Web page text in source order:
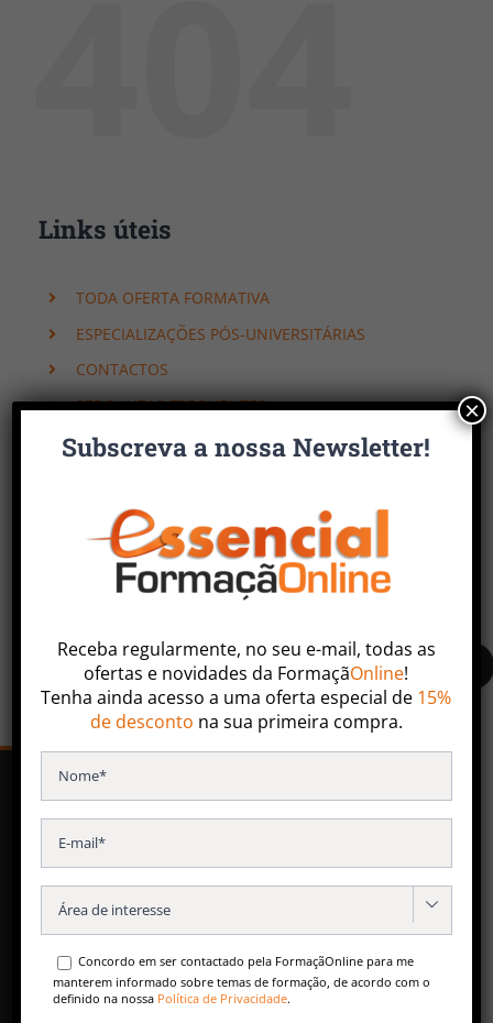
Links úteis
TODA OFERTA FORMATIVA
ESPECIALIZAÇÕES PÓS-UNIVERSITÁRIAS
CONTACTOS
PERGUNTAS FREQUENTES
Faça uma pesquisa ou entre em contacto com nossa
equipa especializada.
SERVIÇOS
Especializações Pós-Universitárias
Formação para Empresas
Conteúdos Gratuitos
Subscreva a nossa Newsletter!
Receba regularmente, no seu e-mail, todas as
ofertas e novidades da FormaçãOnline!
Tenha ainda acesso a uma oferta especial de 15%
de desconto na sua primeira compra.

Concordo em ser contactado pela FormaçãOnline para me
manterem informado sobre temas de formação, de acordo com o
definido na nossa Política de Privacidade.
×